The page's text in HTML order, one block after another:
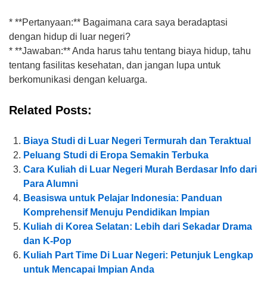
* **Pertanyaan:** Bagaimana cara saya beradaptasi
dengan hidup di luar negeri?
* **Jawaban:** Anda harus tahu tentang biaya hidup, tahu
tentang fasilitas kesehatan, dan jangan lupa untuk
berkomunikasi dengan keluarga.
Related Posts:
Biaya Studi di Luar Negeri Termurah dan Teraktual
Peluang Studi di Eropa Semakin Terbuka
Cara Kuliah di Luar Negeri Murah Berdasar Info dari
Para Alumni
Beasiswa untuk Pelajar Indonesia: Panduan
Komprehensif Menuju Pendidikan Impian
Kuliah di Korea Selatan: Lebih dari Sekadar Drama
dan K-Pop
Kuliah Part Time Di Luar Negeri: Petunjuk Lengkap
untuk Mencapai Impian Anda